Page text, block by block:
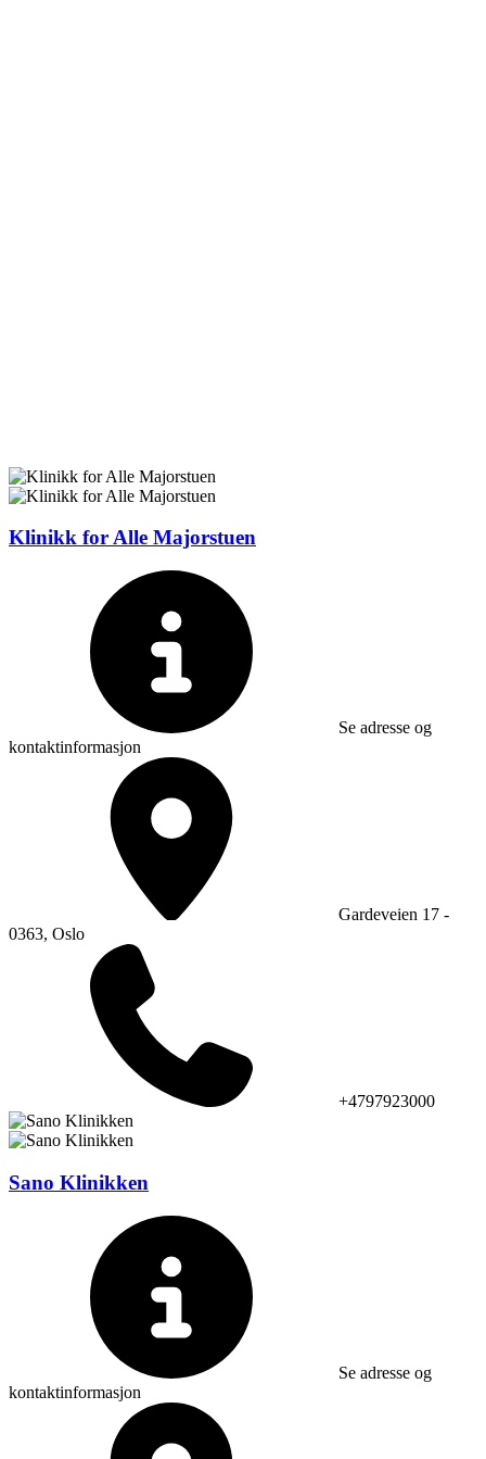
Klinikk for Alle Majorstuen
Se adresse og
kontaktinformasjon
Gardeveien 17 -
0363, Oslo
+4797923000
Sano Klinikken
Se adresse og
kontaktinformasjon